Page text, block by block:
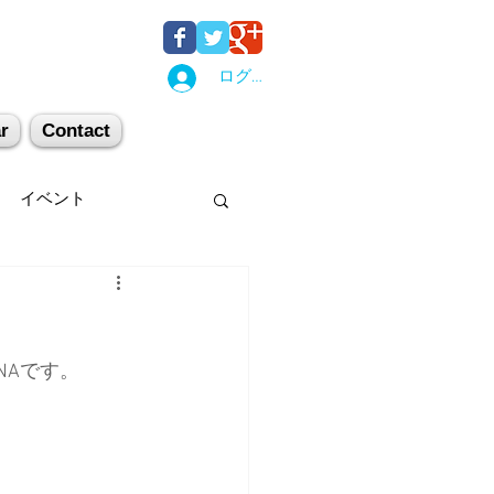
ログイン
Contact
イベント
机上講習
です。